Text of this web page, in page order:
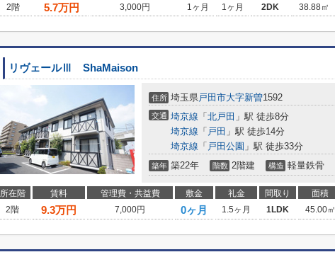
2階
5.7万円 3,000円 1ヶ月 1ヶ月 2DK 38.88㎡
リヴェールⅢ ShaMaison
住所 埼玉県戸田市大字新曽1592
交通 埼京線 「 北戸田 」駅 徒歩8分
埼京線 「 戸田 」駅 徒歩14分
埼京線 「 戸田公園 」駅 徒歩33分
築年 築22年 階数 2階建 構造 軽量鉄骨
所在階 賃料 管理費・共益費 敷金 礼金 間取り 面積
2階
9.3万円 7,000円 0ヶ月 1.5ヶ月 1LDK 45.00㎡